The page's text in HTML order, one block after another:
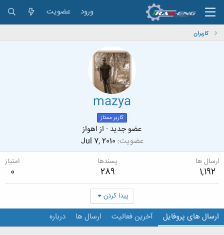
ورود عضویت
کاربران
mazya
کاربر ممتاز
عضو جدید · از اهواز
عضویت Jul 7, 2010
ارسال ها
1,192
پسندها
289
امتیاز
0
پیدا کردن
ارسال های پروفایل آخرین فعالیت ارسال ها درباره